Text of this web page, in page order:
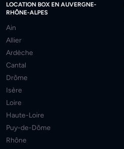
LOCATION BOX EN AUVERGNE-
RHÔNE-ALPES
Ain
Allier
Ardèche
Cantal
Drôme
Isère
Loire
Haute-Loire
Puy-de-Dôme
Rhône